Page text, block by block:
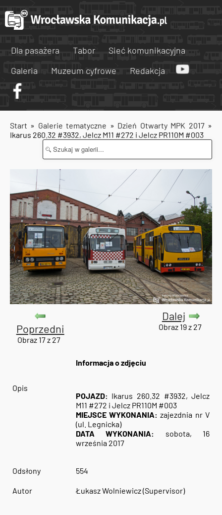
Dla pasażera Tabor
Sieć komunikacyjna
Galeria
Muzeum cyfrowe Redakcja
Start » Galerie tematyczne » Dzień Otwarty MPK 2017»
Ikarus 260.32 #3932, Jelcz M11 #272 i Jelcz PR110M #003
Poprzedni
Obraz 17 z 27
Dalej
Obraz 19 z 27
Informacja o zdjęciu
Opis
POJAZD: Ikarus 260.32 #3932, Jelcz
M11 #272 i Jelcz PR110M #003
MIEJSCE WYKONANIA: zajezdnia nr V
(ul. Legnicka)
DATA WYKONANIA:
sobota, 16
września 2017
Odsłony 554
Autor Łukasz Wolniewicz (Supervisor)